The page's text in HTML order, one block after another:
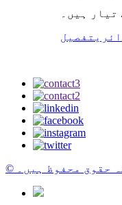
ہیں۔
تفصیل